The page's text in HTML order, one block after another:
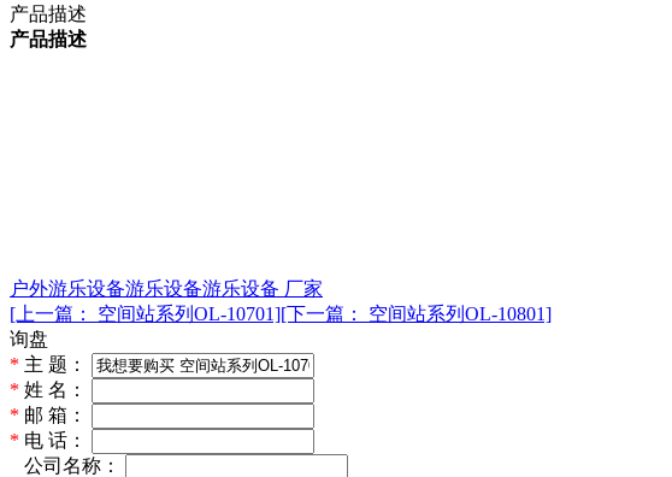
产品描述
产品描述
户外游乐设备游乐设备游乐设备 厂家
[上一篇： 空间站系列OL-10701][下一篇： 空间站系列OL-10801]
询盘
* 主 题：
* 姓 名：
* 邮 箱：
* 电 话：
公司名称：